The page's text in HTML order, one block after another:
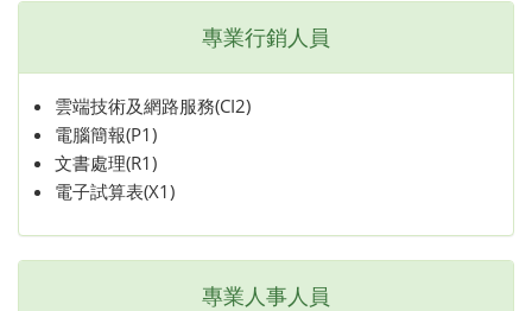
專業行銷人員
雲端技術及網路服務(CI2)
電腦簡報(P1)
文書處理(R1)
電子試算表(X1)
專業人事人員